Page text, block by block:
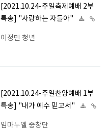
[2021.10.24-주일축제예배 2부
특송] "사랑하는 자들아"
이정민 청년
[2021.10.24-주일찬양예배 1부
특송] "내가 예수 믿고서"
임마누엘 중창단